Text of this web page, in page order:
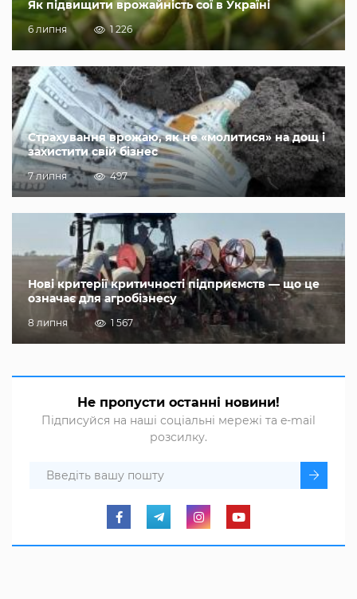
Як підвищити врожайність сої в Україні
6 липня 1 226
Страхування врожаю, як не «молитися» на дощ і
захистити свій бізнес
7 липня 497
Нові критерії критичності підприємств — що це
означає для агробізнесу
8 липня 1 567
Не пропусти останні новини!
Підписуйся на наші соціальні мережі та e-mail
розсилку.